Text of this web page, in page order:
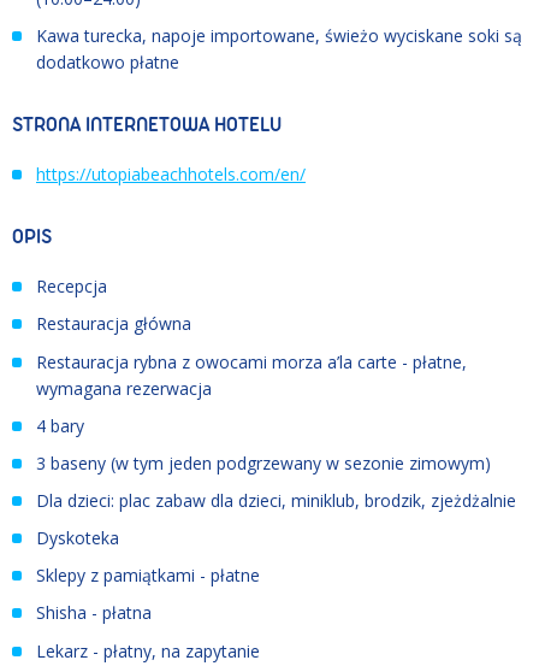
Kawa turecka, napoje importowane, świeżo wyciskane soki są
dodatkowo płatne
STRONA INTERNETOWA HOTELU
https://utopiabeachhotels.com/en/
OPIS
Recepcja
Restauracja główna
Restauracja rybna z owocami morza a’la carte - płatne,
wymagana rezerwacja
4 bary
3 baseny (w tym jeden podgrzewany w sezonie zimowym)
Dla dzieci: plac zabaw dla dzieci, miniklub, brodzik, zjeżdżalnie
Dyskoteka
Sklepy z pamiątkami - płatne
Shisha - płatna
Lekarz - płatny, na zapytanie